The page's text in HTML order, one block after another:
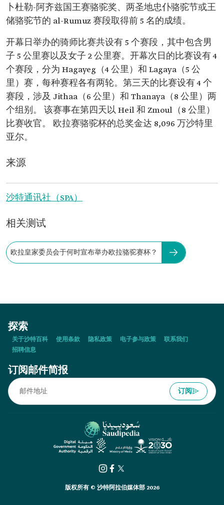
卜杜勒-阿齐兹国王赛骆驼奖、两圣地忠仆骆驼节或王
储骆驼节的 al-Rumuz 赛段取得前 5 名的成绩。
开幕日举办的骑师比赛共设有 5 个赛段，其中包含男
子 5 公里赛以及女子 2 公里赛。开幕次日的比赛设有 4
个赛段，分为 Hagayeg（4 公里）和 Lagaya（5 公
里）赛，每种赛程各有两轮。第三天的比赛设有 4 个
赛段，涉及 Jithaa（6 公里）和 Thanaya（8 公里）两
个组别。 该赛事在第四天以 Heil 和 Zmoul（8 公里）
比赛收官。 欧拉赛骆驼杯的总奖金达 8,096 万沙特里
亚尔。
来源
沙特通讯社（SPA）
相关测试
欧拉皇家委员会于何时宣布举办欧拉骆驼赛杯？
探索
关于沙特百科 使用条款 隐私政策 电子参与政策
联系我们
招聘信息
订阅邮件简报
订阅
版权所有 © 沙特阿拉伯媒体部 2026